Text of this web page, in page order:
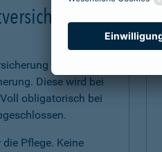
gehört eine
Diese wird bei
obligatorisch bei
Pflege. Keine